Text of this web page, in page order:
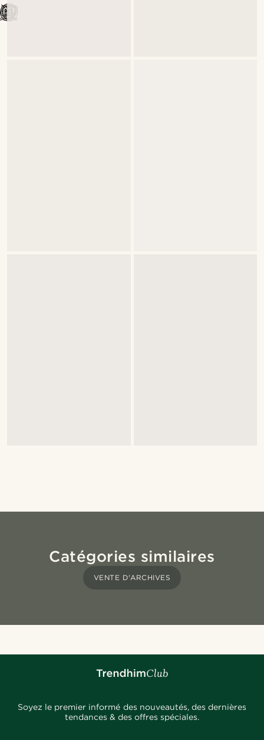
Catégories similaires
VENTE D'ARCHIVES
Soyez le premier informé des nouveautés, des dernières
tendances & des offres spéciales.